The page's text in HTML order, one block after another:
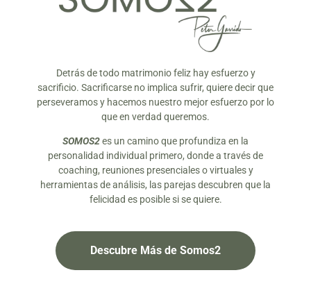
Detrás de todo matrimonio feliz hay esfuerzo y
sacrificio. Sacrificarse no implica sufrir, quiere decir que
perseveramos y hacemos nuestro mejor esfuerzo por lo
que en verdad queremos.
SOMOS2es un camino que profundiza en la
personalidad individual primero, donde a través de
coaching, reuniones presenciales o virtuales y
herramientas de análisis, las parejas descubren que la
felicidad es posible si se quiere.
Descubre Más de Somos2